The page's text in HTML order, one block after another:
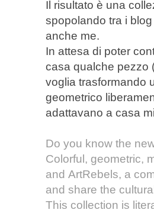
Il risultato è una
spopolando tra i
anche me.
In attesa di poter
casa qualche pezzo
voglia trasformando
geometrico
adattavano a casa
Do you know the
Colorful, geometric,
and ArtRebels, a
and share the
This collection is